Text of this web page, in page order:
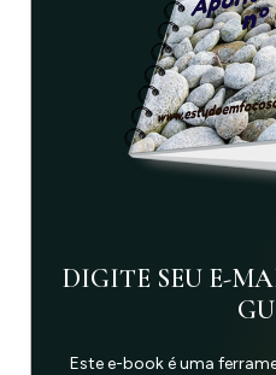
DIGITE SEU E-
Este e-book é uma